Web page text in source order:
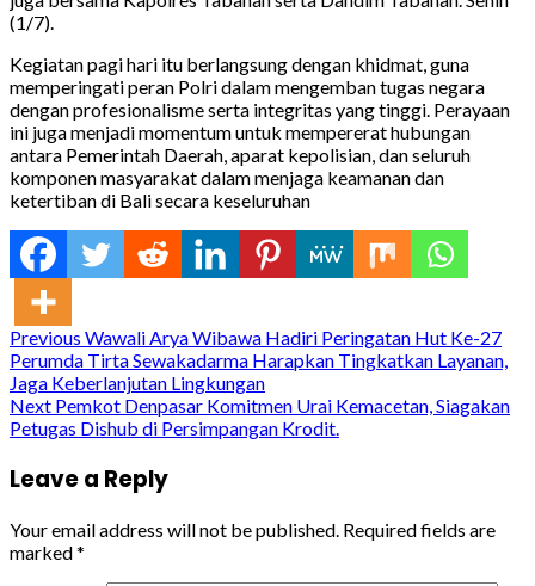
(1/7).
Kegiatan pagi hari itu berlangsungdengan khidmat, guna
memperingati peran Polri dalam mengemban tugas negara
dengan profesionalisme serta integritas yang tinggi. Perayaan
ini juga menjadi momentum untuk mempererat hubungan
antara Pemerintah Daerah, aparat kepolisian, dan seluruh
komponen masyarakat dalam menjaga keamanan dan
ketertiban di Bali secara keseluruhan
Continue
Reading
Previous Wawali Arya Wibawa Hadiri Peringatan Hut Ke-27
Perumda Tirta Sewakadarma Harapkan Tingkatkan Layanan,
Jaga Keberlanjutan Lingkungan
Next Pemkot Denpasar Komitmen Urai Kemacetan, Siagakan
Petugas Dishub di Persimpangan Krodit.
Leave a Reply
Your email address will not be published. Required fields are
marked*